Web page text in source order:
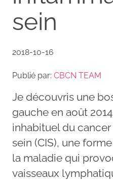
sein
2018-10-16
Publié par: CBCN TEAM
Je découvris une
gauche en août
inhabituel du
sein (CIS), une
la maladie qui
vaisseaux